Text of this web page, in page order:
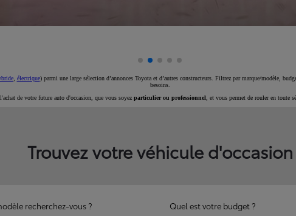
, électrique) parmi une large sélection d’annonces Toyota et d’autres constructeurs. Filtrez par marque/modèle,
besoins.
de votre future auto d'occasion, que vous soyez particulier ou professionnel , et vous permet de rouler en toute
Trouvez votre véhicule d'occasion
recherchez-vous ? Quel est votre budget ?